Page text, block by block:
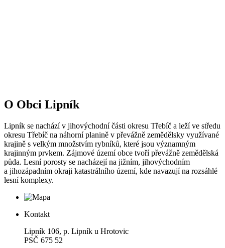
O Obci Lipník
Lipník se nachází v jihovýchodní části okresu Třebíč a leží ve středu
okresu Třebíč na náhorní planině v převážně zemědělsky využívané
krajině s velkým množstvím rybníků, které jsou významným
krajinným prvkem. Zájmové území obce tvoří převážně zemědělská
půda. Lesní porosty se nacházejí na jižním, jihovýchodním
a jihozápadním okraji katastrálního území, kde navazují na rozsáhlé
lesní komplexy.
Kontakt
Lipník 106, p. Lipník u Hrotovic
PSČ 675 52